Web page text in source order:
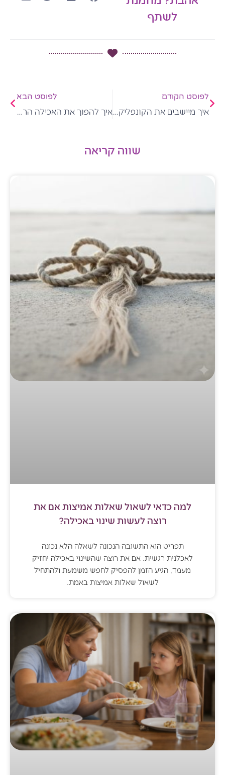
לשתף
לפוסט הקודם
איך מיישבים את הקונפליקט בין הדחף לאכול והפחד להשמין?
לפוסט הבא
איך להפוך את האכילה הרגשית מבעיה – להזדמנות להתפתחות?
שווה קריאה
למה כדאי לשאול שאלות אמיצות אם את
רוצה לעשות שינוי באכילה?
תפריט הוא התשובה הנכונה לשאלה הלא נכונה
לאכלנית רגשית. אם את רוצה שהשינוי באכילה יחזיק
מעמד, הגיע הזמן להפסיק לחפש משמעת ולהתחיל
לשאול שאלות אמיצות באמת.